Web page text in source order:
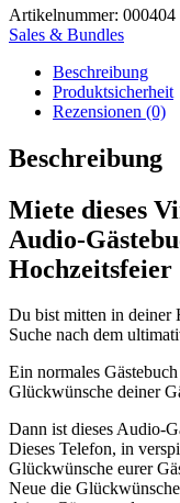
Vintage
Weiß
Menge
Artikelnummer: 000404
Sales & Bundles
Beschreibung
Produktsicherheit
Rezensionen (0)
Beschreibung
Miete dieses
Audio-
Hochzeitsfeier
Du bist mitten in deiner
Suche nach dem
Ein normales
Glückwünsche deiner
Dann ist dieses Audio-
Dieses Telefon, in
Glückwünsche eurer
Neue die